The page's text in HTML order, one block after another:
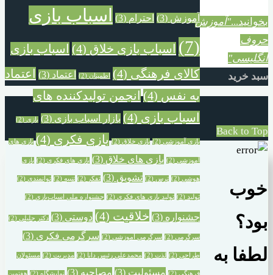
بخوانید..."آموزش
حروف
انگلیسی"
آموزش (3) احترام (3)
اسباب بازی
(7)
اسباب بازی خلاق (4)
اسباب بازی
کالای فرهنگی (4) اطمینان (2) اعتماد (3)
اعتماد
به نفس (4)
انجمن تولیدکننده های
اسباب بازی (4) بازار اسباب بازی (3) بازی (2)
بازی آموزشی (2) بازی خلاق (2) بازی فکری (4) بازی های
آموزشی (2) بازی های خلاق (3) بازی های فکری (2) بازی
هوشی (2) ترس (2) تشویق (3) تفکر (2) تنبیه (2) توانمندی (2)
تولید (2) تولید بازی های فکری (2) جشنواره ملی اسباب‌بازی (2)
جشنواره‌ (3) خلاقیت (4) دوستی (3) دکتر جلیلی (2)
سرگرمی (2) سرگرمی آموزشی (2) سرگرمی فکری (3)
طراحی (2) لذت (2) محمدعلی رئیس دانا (2) مدیریت (2) مسئولان
فرهنگی (2) مسئولیت (3) مصاحبه (3) نمایشگاه (2) هفتمین
سبد خرید
Back to Top
خوب
بود؟
لطفا به